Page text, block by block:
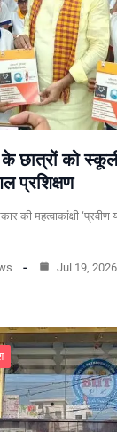
छात्रों को
प्रशिक्षण
की महत्वाकांक्षी
Jul 19, 2026